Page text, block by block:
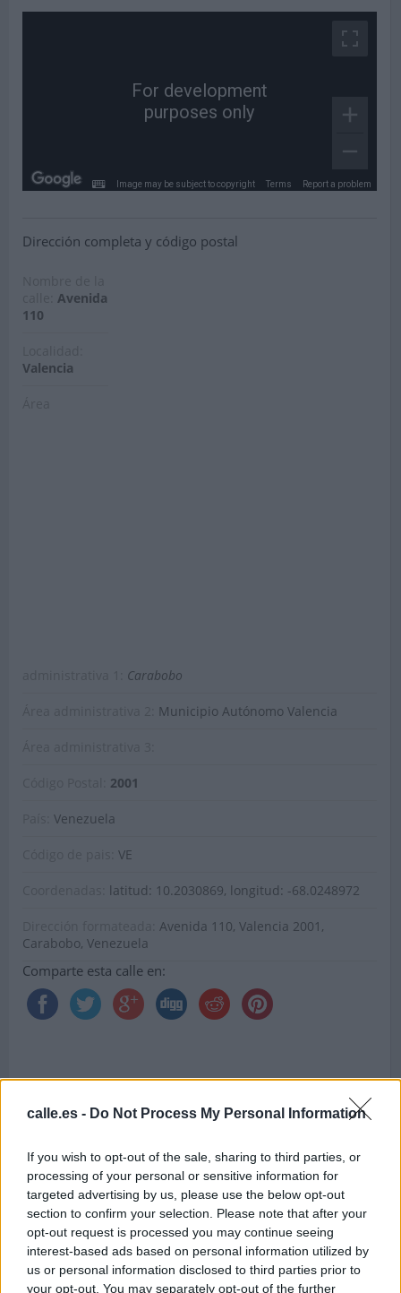
calle.es - Do Not Process My Personal Information
If you wish to opt-out of the sale, sharing to third parties, or
processing of your personal or sensitive information for
targeted advertising by us, please use the below opt-out
section to confirm your selection. Please note that after your
opt-out request is processed you may continue seeing
interest-based ads based on personal information utilized by
us or personal information disclosed to third parties prior to
your opt-out. You may separately opt-out of the further
For development
purposes only
Image may be subject to copyright Terms Report a problem
Dirección completa y código postal
Avenida
110
Valencia
Carabobo
Municipio Autónomo Valencia
2001
Venezuela
VE
latitud: 10.2030869, longitud: -68.0248972
Avenida 110, Valencia 2001,
Carabobo, Venezuela
Comparte esta calle en: